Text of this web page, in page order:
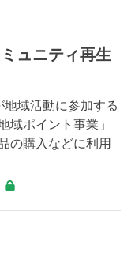
ュニティ再生
域活動に参加する
域ポイント事業」
の購入などに利用